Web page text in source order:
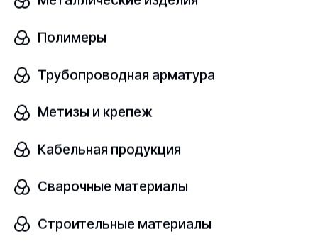
Полимеры
Трубопроводная арматура
Метизы и крепеж
Кабельная продукция
Сварочные материалы
Строительные материалы
Ст45 —
от 80 ₽/кг
Шестигранник стальной